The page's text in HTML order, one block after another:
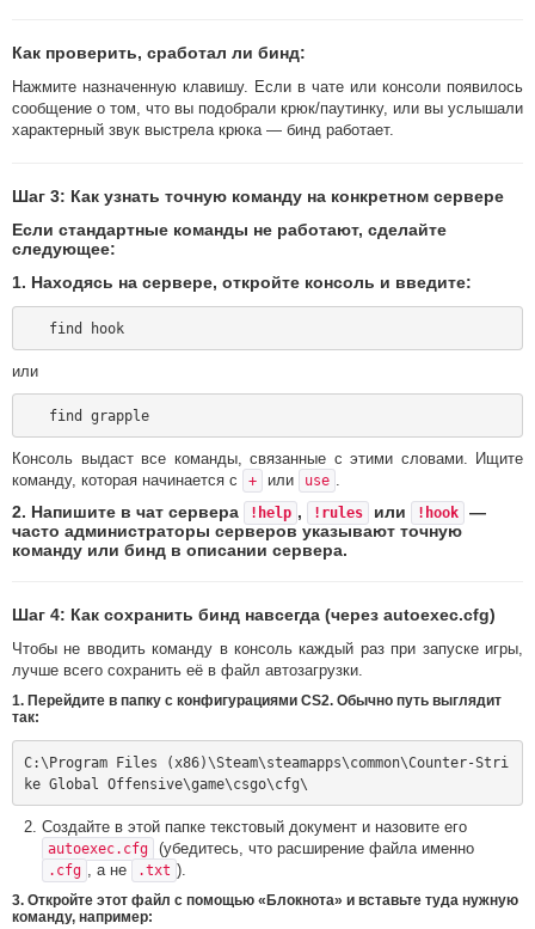
Как проверить, сработал ли бинд:
Нажмите назначенную клавишу. Если в чате или консоли появилось
сообщение о том, что вы подобрали крюк/паутинку, или вы услышали
характерный звук выстрела крюка — бинд работает.
Шаг 3: Как узнать точную команду на конкретном сервере
Если стандартные команды не работают, сделайте
следующее:
1. Находясь на сервере, откройте консоль и введите:
   find hook
или
   find grapple
Консоль выдаст все команды, связанные с этими словами. Ищите
команду, которая начинается с
+ или use .
2. Напишите в чат сервера !help , !rules или !hook
—
часто администраторы серверов указывают точную
команду или бинд в описании сервера.
Шаг 4: Как сохранить бинд навсегда (через autoexec.cfg)
Чтобы не вводить команду в консоль каждый раз при запуске игры,
лучше всего сохранить её в файл автозагрузки.
1. Перейдите в папку с конфигурациями CS2. Обычно путь выглядит
так:
C:\Program Files (x86)\Steam\steamapps\common\Counter-Stri
Создайте в этой папке текстовый документ и назовите его
autoexec.cfg (убедитесь, что расширение файла именно
.cfg , а не .txt ).
3. Откройте этот файл с помощью «Блокнота» и вставьте туда нужную
команду, например: